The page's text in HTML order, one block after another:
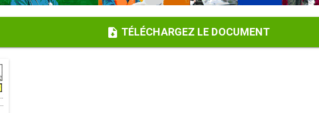
TÉLÉCHARGEZ LE DOCUMENT